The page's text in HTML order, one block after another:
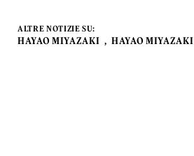
ALTRE NOTIZIE SU:
HAYAO MIYAZAKI HAYAO MIYAZAKI